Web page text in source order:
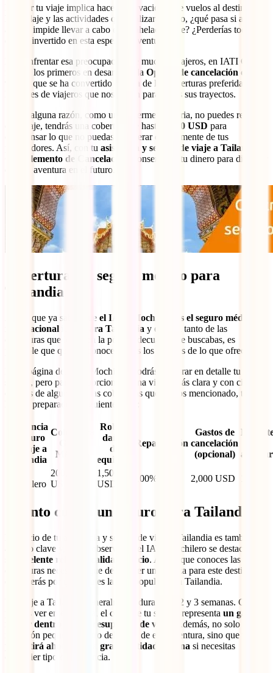
Planear tu viaje implica hacer reservaciones de vuelos al destino,
hospedaje y las actividades que realizarás, pero, ¿qué pasa si al final
algo te impide llevar a cabo este anhelado viaje? ¿Perderías todo el
dinero invertido en esta esperada aventura?
Para enfrentar esa preocupación de muchos viajeros, en IATI Global
fuimos los primeros en desarrollar la Opción de cancelación de
, que se ha convertido en una de las coberturas preferidas por
los miles de viajeros que nos eligen para todos sus trayectos.
Si por alguna razón, como una enfermedad seria, no puedes realizar
este viaje, tendrás una cobertura de hasta
2,000 USD para
compensar lo que no puedas recuperar directamente de tus
proveedores. Así, con tu asistencia y seguro de viaje a Tailandia +
Complemento de Cancelación
, conservarás tu dinero para disfrutar
de esta aventura en el futuro.
Cobertura del seguro médico para
Tailandia
Ahora que ya sabes que el IATI Mochilero es el seguro médico
internacional ideal para Tailandia y estás al tanto de las
coberturas que lo hacen la póliza adecuada que buscabas, es
probable que quieras conocer todos los detalles de lo que ofrece.
En la página del IATI Mochilero podrás explorar en detalle tu
seguro, pero para proporcionarte una visión más clara y con cifras
exactas de algunas de las coberturas que hemos mencionado, te
hemos preparado la siguiente tabla:
Asistencia
y seguro
de viaje a
Tailandia
Cobertura
Médicos
Robo y
daños
de
equipaje
Repatriación
Gastos de
cancelación
(opcional)
Mochilero
200,000
USD
1,500
USD
100% 2,000 USD
Cuánto cuesta un seguro para Tailandia
El precio de tu asistencia y seguro de viaje a Tailandia es también un
aspecto clave y, como observarás, el IATI Mochilero se destaca por
excelente relación calidad-precio. Ahora que conoces las
coberturas necesarias que debe tener una póliza para este destino,
entenderás por qué esta es la más popular para Tailandia.
Un viaje a Tailandia generalmente dura entre 2 y 3 semanas. Como
puedes ver en esta tabla, el costo de tu seguro representa un gasto
menor dentro de tu presupuesto de viaje
. Además, no solo es una
inversión pequeña dentro del costo de esta aventura, sino que
permitirá ahorrar una gran cantidad de lana si necesitas
cualquier tipo de asistencia.